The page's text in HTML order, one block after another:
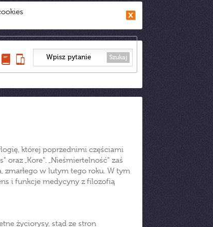
Szukaj
której poprzednimi częściami
„Kore". „Nieśmiertelność" zaś
zmarłego w lutym tego roku. W tym
i funkcje medycyny z filozofią
życiorysy, stąd ze stron